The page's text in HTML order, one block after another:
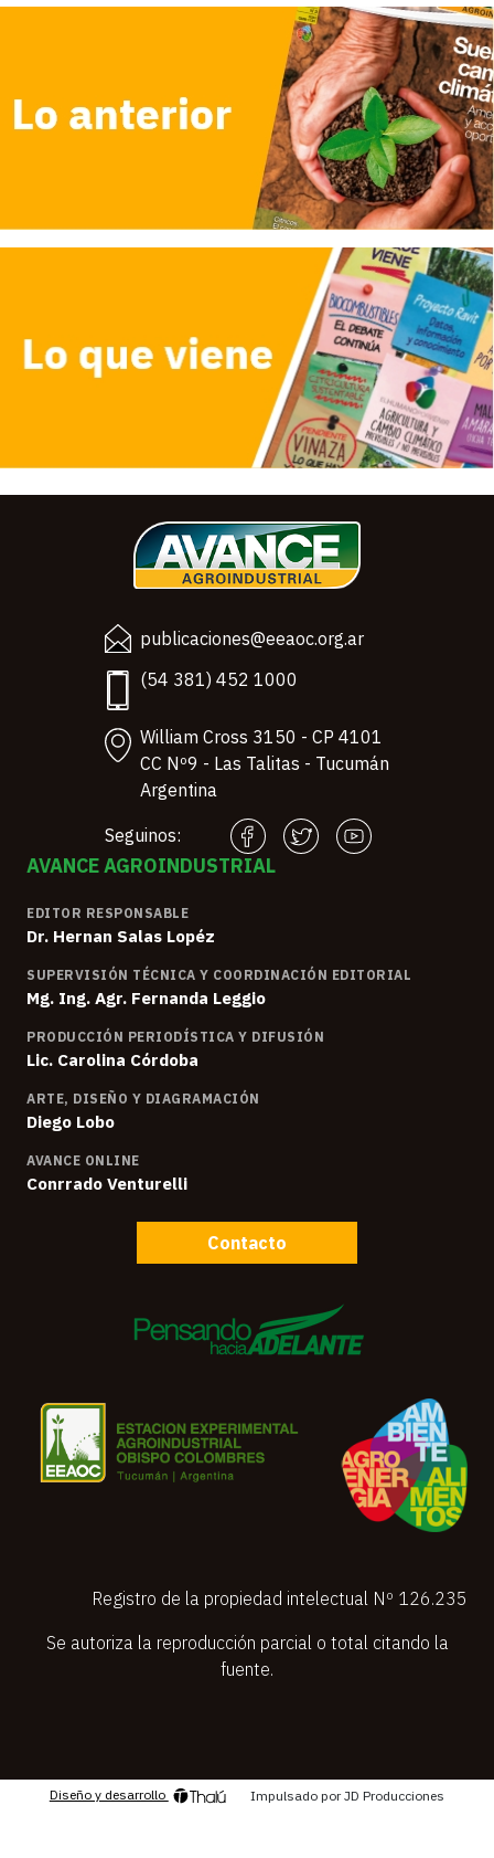
publicaciones@eeaoc.org.ar
(54 381) 452 1000
William Cross 3150 - CP 4101
CC Nº9 - Las Talitas - Tucumán
Argentina
Seguinos:
AVANCE AGROINDUSTRIAL
EDITOR RESPONSABLE
Dr. Hernan Salas Lopéz
SUPERVISIÓN TÉCNICA Y COORDINACIÓN EDITORIAL
Mg. Ing. Agr. Fernanda Leggio
PRODUCCIÓN PERIODÍSTICA Y DIFUSIÓN
Lic. Carolina Córdoba
ARTE, DISEÑO Y DIAGRAMACIÓN
Diego Lobo
AVANCE ONLINE
Conrrado Venturelli
Contacto
Registro de la propiedad intelectual Nº 126.235
Se autoriza la reproducción parcial o total citando la
fuente.
Diseño y desarrollo Impulsado por JD Producciones